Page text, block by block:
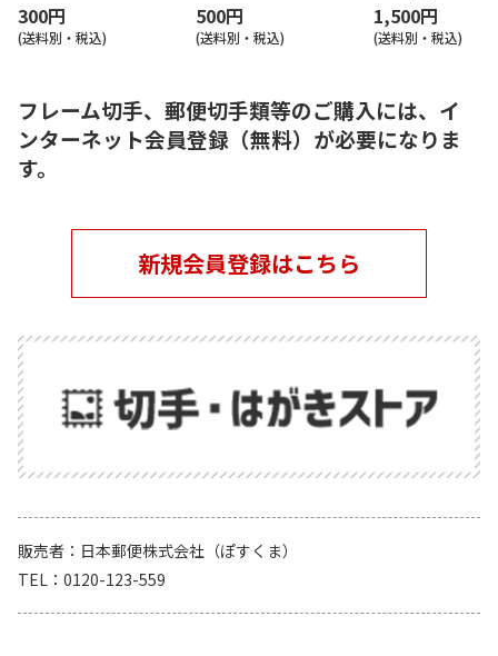
300円
(送料別・税込)
500円
(送料別・税込)
1,500円
(送料別・税込)
フレーム切手、郵便切手類等のご購入には、イ
ンターネット会員登録（無料）が必要になりま
す。
新規会員登録はこちら
販売者
日本郵便株式会社（ぽすくま）
TEL
0120-123-559